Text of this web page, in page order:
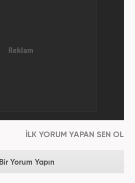
İLK YORUM YAPAN SEN OL
Bir Yorum Yapın